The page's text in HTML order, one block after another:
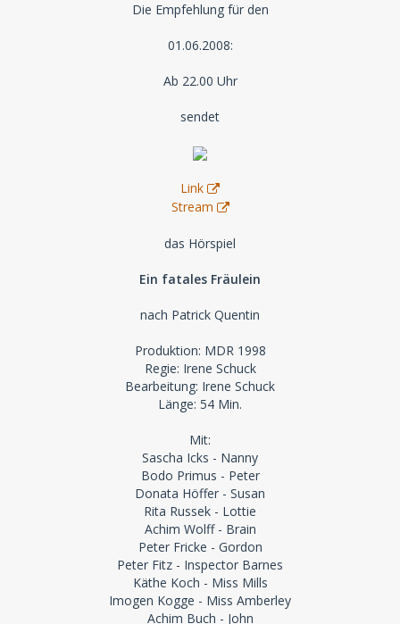
Die Empfehlung für den
01.06.2008:
Ab 22.00 Uhr
sendet
Link
Stream
das Hörspiel
Ein fatales Fräulein
nach Patrick Quentin
Produktion: MDR 1998
Regie: Irene Schuck
Bearbeitung: Irene Schuck
Länge: 54 Min.
Mit:
Sascha Icks - Nanny
Bodo Primus - Peter
Donata Höffer - Susan
Rita Russek - Lottie
Achim Wolff - Brain
Peter Fricke - Gordon
Peter Fitz - Inspector Barnes
Käthe Koch - Miss Mills
Imogen Kogge - Miss Amberley
Achim Buch - John